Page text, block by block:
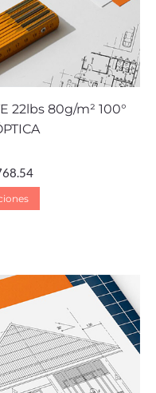
22lbs 80g/m² 100°